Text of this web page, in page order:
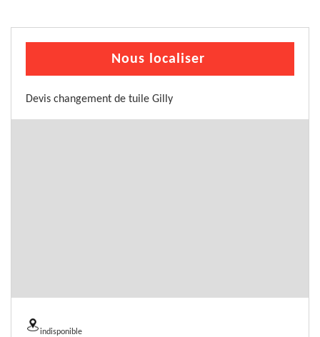
Nous localiser
Devis changement de tuile Gilly
indisponible